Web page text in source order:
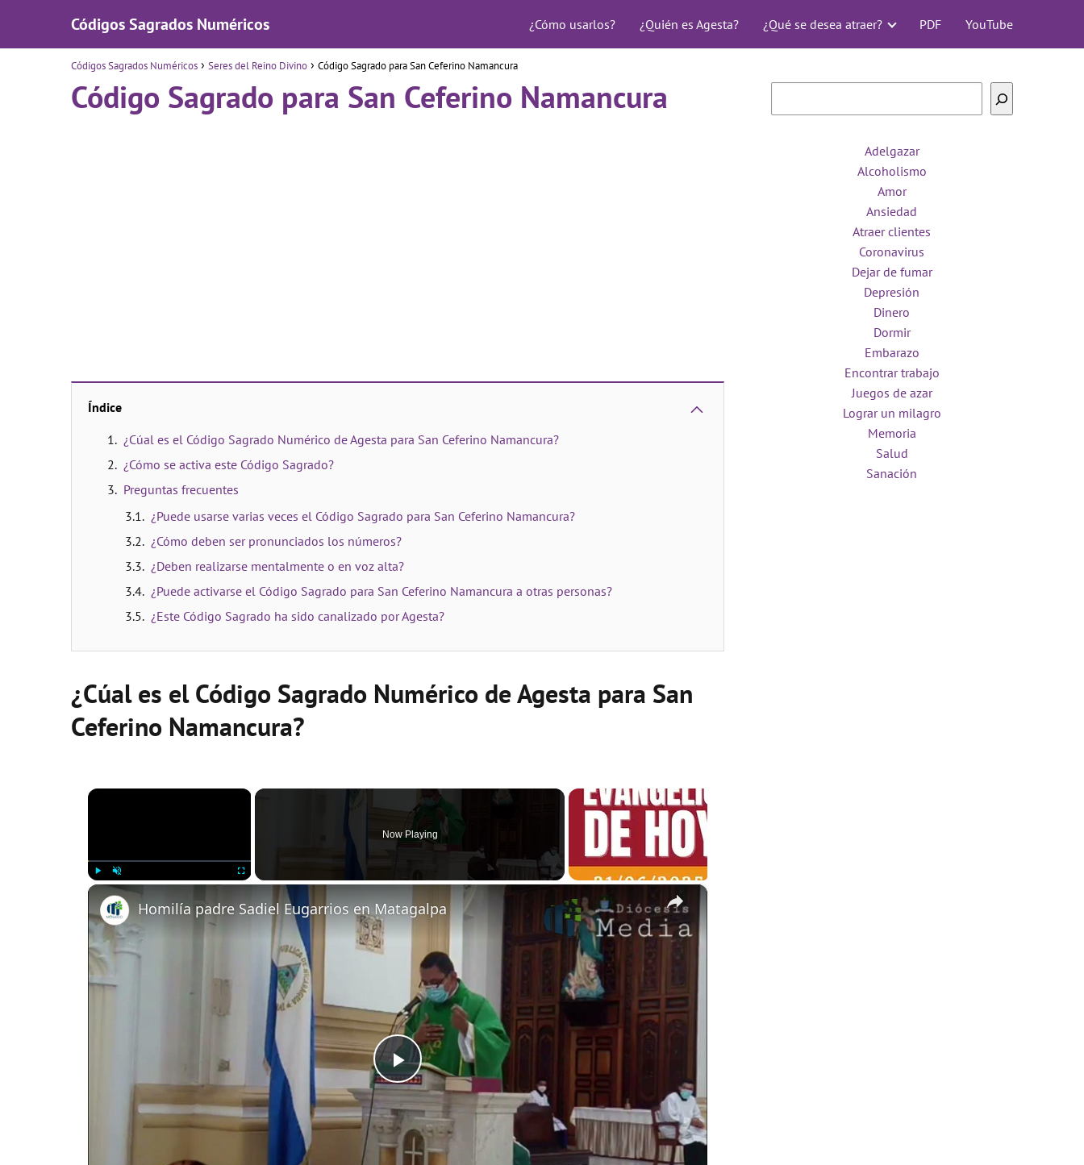
Códigos Sagrados Numéricos ¿Cómo usarlos? ¿Quién es Agesta? ¿Qué se desea atraer? PDF YouTube
Códigos Sagrados Numéricos Seres del Reino Divino Código Sagrado para San Ceferino Namancura
Código Sagrado para San Ceferino Namancura
Índice
¿Cúal es el Código Sagrado Numérico de Agesta para San Ceferino Namancura?
¿Cómo se activa este Código Sagrado?
Preguntas frecuentes
¿Puede usarse varias veces el Código Sagrado para San Ceferino Namancura?
¿Cómo deben ser pronunciados los números?
¿Deben realizarse mentalmente o en voz alta?
¿Puede activarse el Código Sagrado para San Ceferino Namancura a otras personas?
¿Este Código Sagrado ha sido canalizado por Agesta?
¿Cúal es el Código Sagrado Numérico de Agesta para San
Ceferino Namancura?
×
Play Unmute
Now Playing
×
P
l
Homilía padre Sadiel Eugarrios en Matagalpa
Adelgazar
Alcoholismo
Amor
Ansiedad
Atraer clientes
Coronavirus
Dejar de fumar
Depresión
Dinero
Dormir
Embarazo
Encontrar trabajo
Juegos de azar
Lograr un milagro
Memoria
Salud
Sanación